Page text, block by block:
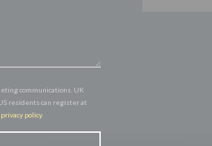
communications. UK
US residents can register at
privacy policy.